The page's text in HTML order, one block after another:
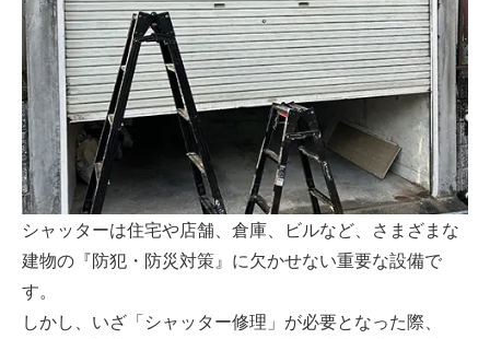
シャッターは住宅や店舗、倉庫、ビルなど、さまざまな
建物の『防犯・防災対策』に欠かせない重要な設備で
す。
しかし、いざ「シャッター修理」が必要となった際、